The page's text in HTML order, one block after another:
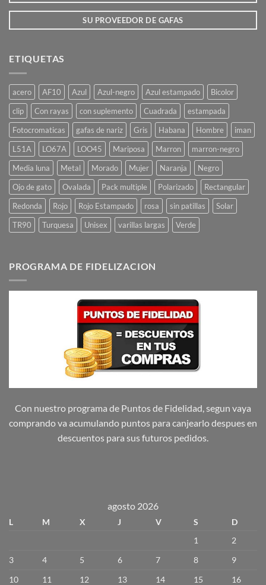
de
producto
de
SU PROVEEDOR DE GAFAS
ETIQUETAS
acero AF10 Azul Azul-negro Azul estampado
Bicolor
clip
Con rayas con suplemento Cuadrada
estampada
Fotocromaticas
gafas de nariz Gris Habana Hombre
iman
L51A
LO67A LOO45 Mariposa Marron
marron-negro
Media luna
Metal Morado Mujer Naranja
Negro
Ojo de gato
Ovalada Pack multiple Polarizado
Rectangular
Redonda
Rojo Rojo Estampado rosa sin patillas
Solar
TR90
Turquesa Unisex varillas largas Verde
PROGRAMA DE FIDELIZACION
Con nuestro programa de Puntos de Fidelidad, segun vaya
comprando va acumulando puntos para canjearlo despues en
descuentos para sus futuros pedidos.
agosto 2026
L M X J V S
D
1
2
3
4 5 6 7 8
9
10
11 12 13 14 15 16